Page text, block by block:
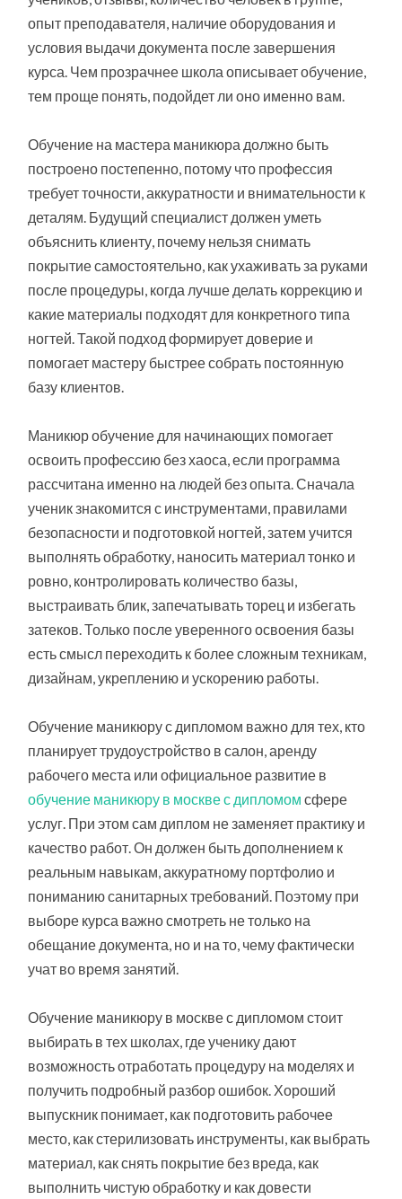
опыт преподавателя, наличие оборудования и
условия выдачи документа после завершения
курса. Чем прозрачнее школа описывает обучение,
тем проще понять, подойдет ли оно именно вам.
Обучение на мастера маникюра должно быть
построено постепенно, потому что профессия
требует точности, аккуратности и внимательности к
деталям. Будущий специалист должен уметь
объяснить клиенту, почему нельзя снимать
покрытие самостоятельно, как ухаживать за руками
после процедуры, когда лучше делать коррекцию и
какие материалы подходят для конкретного типа
ногтей. Такой подход формирует доверие и
помогает мастеру быстрее собрать постоянную
базу клиентов.
Маникюр обучение для начинающих помогает
освоить профессию без хаоса, если программа
рассчитана именно на людей без опыта. Сначала
ученик знакомится с инструментами, правилами
безопасности и подготовкой ногтей, затем учится
выполнять обработку, наносить материал тонко и
ровно, контролировать количество базы,
выстраивать блик, запечатывать торец и избегать
затеков. Только после уверенного освоения базы
есть смысл переходить к более сложным техникам,
дизайнам, укреплению и ускорению работы.
Обучение маникюру с дипломом важно для тех, кто
планирует трудоустройство в салон, аренду
рабочего места или официальное развитие в
обучение маникюру в москве с дипломом сфере
услуг. При этом сам диплом не заменяет практику и
качество работ. Он должен быть дополнением к
реальным навыкам, аккуратному портфолио и
пониманию санитарных требований. Поэтому при
выборе курса важно смотреть не только на
обещание документа, но и на то, чему фактически
учат во время занятий.
Обучение маникюру в москве с дипломом стоит
выбирать в тех школах, где ученику дают
возможность отработать процедуру на моделях и
получить подробный разбор ошибок. Хороший
выпускник понимает, как подготовить рабочее
место, как стерилизовать инструменты, как выбрать
материал, как снять покрытие без вреда, как
выполнить чистую обработку и как довести